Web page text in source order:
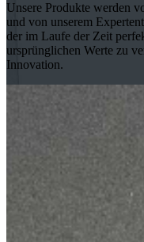
Unsere Produkte werden
und von unserem
der im Laufe der Zeit
ursprünglichen Werte zu
Innovation.